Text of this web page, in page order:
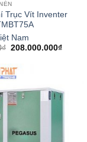
Trục Vít Inventer
Nam
₫ Giá
250.000.000₫.
208.000.000₫Giá